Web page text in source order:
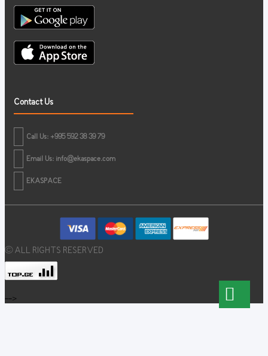
Contact Us
Call Us: +995 592 38 39 79
Email Us: info@ekaspace.com
EKASPACE
© ALL RIGHTS RESERVED
-->